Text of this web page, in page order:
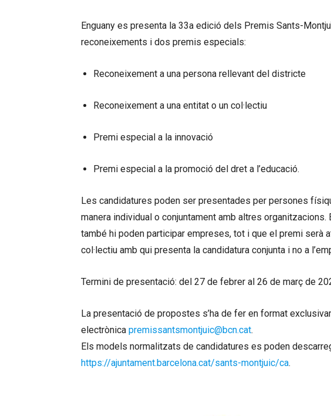
Enguany es presenta la 33a edició dels Premis Sants-
reconeixements i dos premis especials:
Reconeixement a una persona rellevant del districte
Reconeixement a una entitat o un col·lectiu
Premi especial a la innovació
Premi especial a la promoció del dret a l’educació.
Les candidatures poden ser presentades per persones
manera individual o conjuntament amb altres organitzacions.
també hi poden participar empreses, tot i que el premi serà
col·lectiu amb qui presenta la candidatura conjunta i no a
Termini de presentació: del 27 de febrer al 26 de març de
La presentació de propostes s’ha de fer en format
electrònica premissantsmontjuic@bcn.cat.
Els models normalitzats de candidatures es poden
https://ajuntament.barcelona.cat/sants-montjuic/ca.